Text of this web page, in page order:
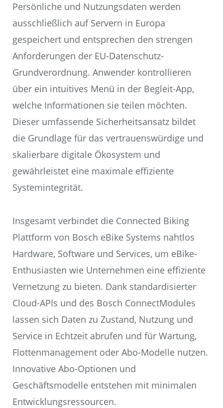
Persönliche und Nutzungsdaten werden
ausschließlich auf Servern in Europa
gespeichert und entsprechen den strengen
Anforderungen der EU-Datenschutz-
Grundverordnung. Anwender kontrollieren
über ein intuitives Menü in der Begleit-App,
welche Informationen sie teilen möchten.
Dieser umfassende Sicherheitsansatz bildet
die Grundlage für das vertrauenswürdige und
skalierbare digitale Ökosystem und
gewährleistet eine maximale effiziente
Systemintegrität.
Insgesamt verbindet die Connected Biking
Plattform von Bosch eBike Systems nahtlos
Hardware, Software und Services, um eBike-
Enthusiasten wie Unternehmen eine effiziente
Vernetzung zu bieten. Dank standardisierter
Cloud-APIs und des Bosch ConnectModules
lassen sich Daten zu Zustand, Nutzung und
Service in Echtzeit abrufen und für Wartung,
Flottenmanagement oder Abo-Modelle nutzen.
Innovative Abo-Optionen und
Geschäftsmodelle entstehen mit minimalen
Entwicklungsressourcen.